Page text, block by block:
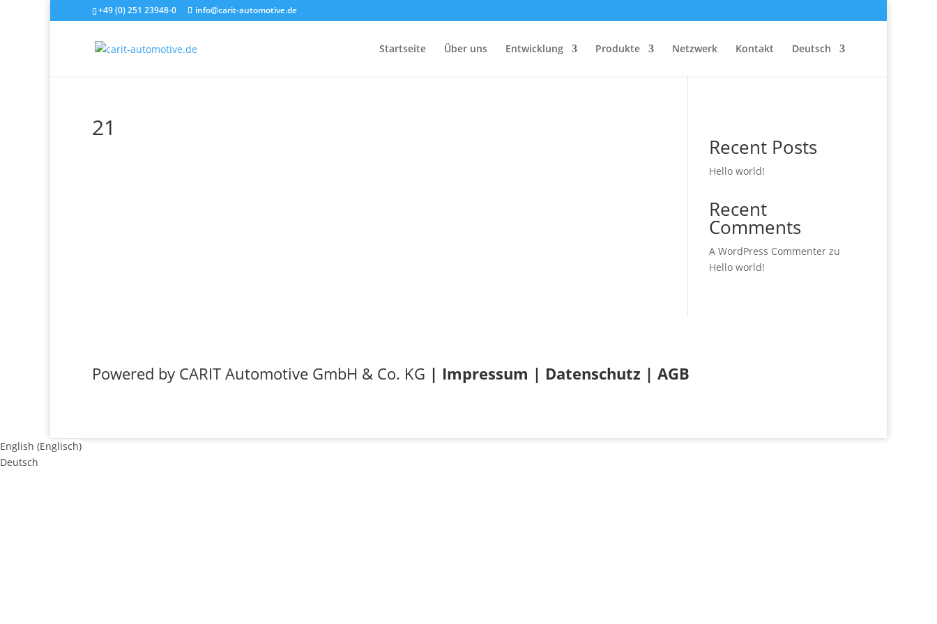
+49 (0) 251 23948-0 info@carit-automotive.de
Startseite Über uns Entwicklung Produkte Netzwerk Kontakt Deutsch
21
Recent Posts
Hello world!
Recent
Comments
A WordPress Commenterzu
Hello world!
Powered by CARIT Automotive GmbH & Co. KG | Impressum | Datenschutz | AGB
English (Englisch)
Deutsch